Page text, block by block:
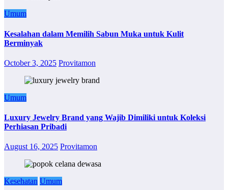
Umum
Kesalahan dalam Memilih Sabun Muka untuk Kulit
Berminyak
October 3, 2025 Provitamon
Umum
Luxury Jewelry Brand yang Wajib Dimiliki untuk Koleksi
Perhiasan Pribadi
August 16, 2025 Provitamon
Kesehatan Umum